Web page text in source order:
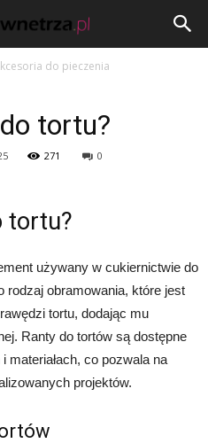
do pieczenia
tortu?
271 0
tortu?
używany w cukiernictwie do
rodzaj obramowania, które jest
tortu, dodając mu
Ranty do tortów są dostępne
materiałach, co pozwala na
projektów.